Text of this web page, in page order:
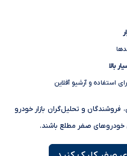
بالا
استفاده و آرشیو آفلاین
فروشندگان و تحلیل‌گران بازار خودرو
صفر مطلع باشند.